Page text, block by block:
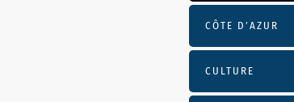
CÔTE D’AZUR
CULTURE